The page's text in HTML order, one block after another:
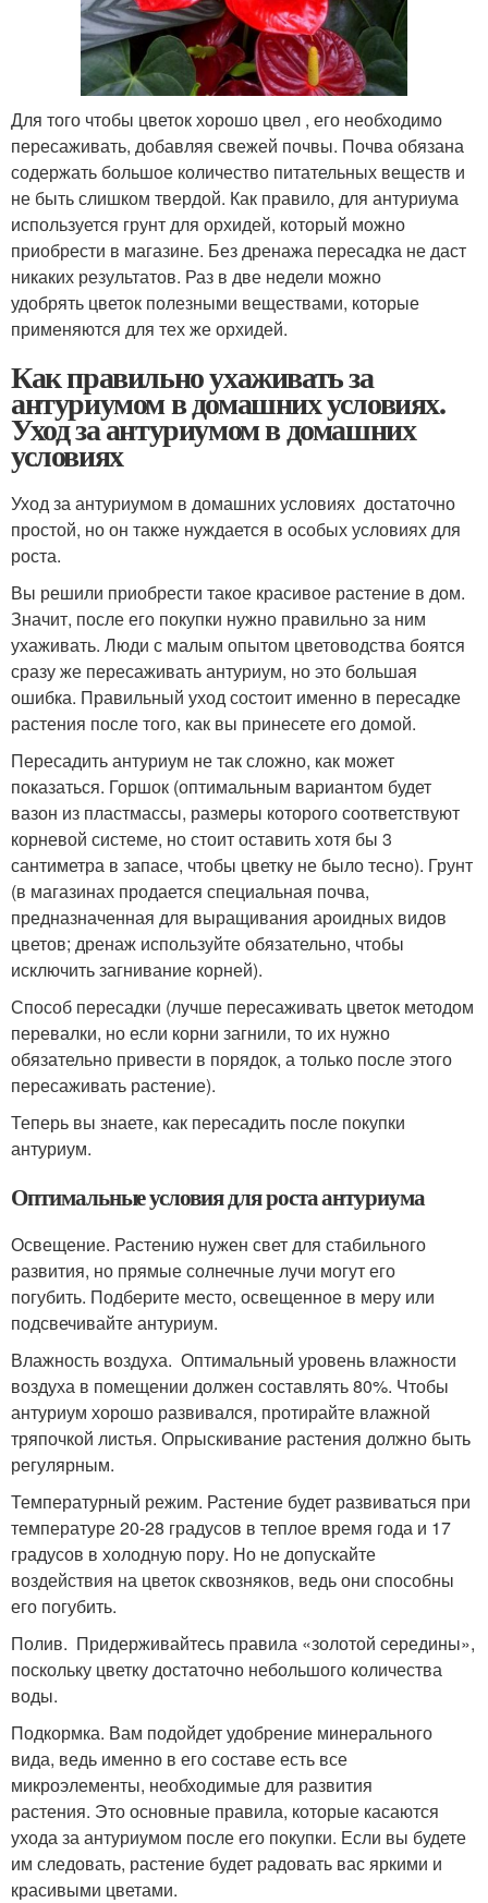
Для того чтобы цветок хорошо цвел , его необходимо
пересаживать, добавляя свежей почвы. Почва обязана
содержать большое количество питательных веществ и
не быть слишком твердой. Как правило, для антуриума
используется грунт для орхидей, который можно
приобрести в магазине. Без дренажа пересадка не даст
никаких результатов. Раз в две недели можно
удобрять цветок полезными веществами, которые
применяются для тех же орхидей.
Как правильно ухаживать за
антуриумом в домашних условиях.
Уход за антуриумом в домашних
условиях
Уход за антуриумом в домашних условиях достаточно
простой, но он также нуждается в особых условиях для
роста.
Вы решили приобрести такое красивое растение в дом.
Значит, после его покупки нужно правильно за ним
ухаживать. Люди с малым опытом цветоводства боятся
сразу же пересаживать антуриум, но это большая
ошибка. Правильный уход состоит именно в пересадке
растения после того, как вы принесете его домой.
Пересадить антуриум не так сложно, как может
показаться. Горшок (оптимальным вариантом будет
вазон из пластмассы, размеры которого соответствуют
корневой системе, но стоит оставить хотя бы 3
сантиметра в запасе, чтобы цветку не было тесно). Грунт
(в магазинах продается специальная почва,
предназначенная для выращивания ароидных видов
цветов; дренаж используйте обязательно, чтобы
исключить загнивание корней).
Способ пересадки (лучше пересаживать цветок методом
перевалки, но если корни загнили, то их нужно
обязательно привести в порядок, а только после этого
пересаживать растение).
Теперь вы знаете, как пересадить после покупки
антуриум.
Оптимальные условия для роста антуриума
Освещение. Растению нужен свет для стабильного
развития, но прямые солнечные лучи могут его
погубить. Подберите место, освещенное в меру или
подсвечивайте антуриум.
Влажность воздуха. Оптимальный уровень влажности
воздуха в помещении должен составлять 80%. Чтобы
антуриум хорошо развивался, протирайте влажной
тряпочкой листья. Опрыскивание растения должно быть
регулярным.
Температурный режим. Растение будет развиваться при
температуре 20-28 градусов в теплое время года и 17
градусов в холодную пору. Но не допускайте
воздействия на цветок сквозняков, ведь они способны
его погубить.
Полив. Придерживайтесь правила «золотой середины»,
поскольку цветку достаточно небольшого количества
воды.
Подкормка. Вам подойдет удобрение минерального
вида, ведь именно в его составе есть все
микроэлементы, необходимые для развития
растения. Это основные правила, которые касаются
ухода за антуриумом после его покупки. Если вы будете
им следовать, растение будет радовать вас яркими и
красивыми цветами.